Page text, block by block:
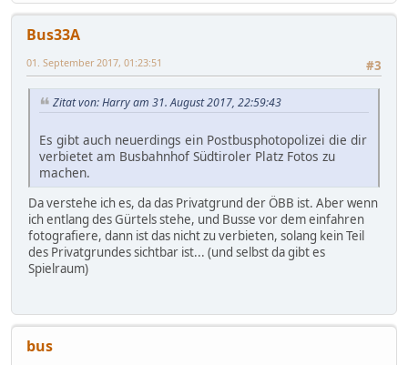
Bus33A
#3
01. September 2017, 01:23:51
Zitat von: Harry am 31. August 2017, 22:59:43
Es gibt auch neuerdings ein Postbusphotopolizei die dir
verbietet am Busbahnhof Südtiroler Platz Fotos zu
machen.
Da verstehe ich es, da das Privatgrund der ÖBB ist. Aber wenn
ich entlang des Gürtels stehe, und Busse vor dem einfahren
fotografiere, dann ist das nicht zu verbieten, solang kein Teil
des Privatgrundes sichtbar ist... (und selbst da gibt es
Spielraum)
bus